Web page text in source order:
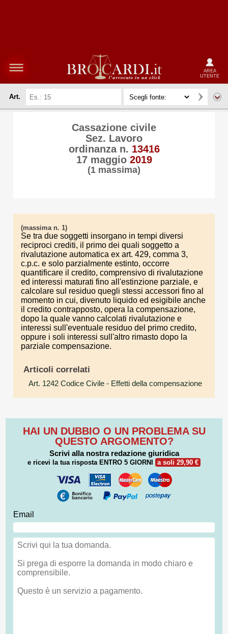
AREA
UTENTE
Art.
Cassazione civile
Sez. Lavoro
ordinanza n. 13416
17 maggio 2019
(1 massima)
(massima n. 1)
Se tra due soggetti insorgano in tempi diversi
reciproci crediti, il primo dei quali soggetto a
rivalutazione automatica ex art. 429, comma 3,
c.p.c. e solo parzialmente estinto, occorre
quantificare il credito, comprensivo di rivalutazione
ed interessi maturati fino all'estinzione parziale, e
calcolare sul residuo quegli stessi accessori fino al
momento in cui, divenuto liquido ed esigibile anche
il credito contrapposto, opera la compensazione,
dopo la quale vanno calcolati rivalutazione e
interessi sull'eventuale residuo del primo credito,
oppure i soli interessi sull'altro rimasto dopo la
parziale compensazione.
Articoli correlati
Art. 1242 Codice Civile - Effetti della compensazione
HAI UN DUBBIO O UN PROBLEMA SU
QUESTO ARGOMENTO?
Scrivi alla nostra redazione giuridica
e ricevi la tua risposta ENTRO 5 GIORNI a soli 29,90 €
Email